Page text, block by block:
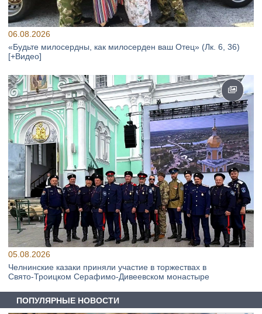
06.08.2026
«Будьте милосердны, как милосерден ваш Отец» (Лк. 6, 36)
[+Видео]
05.08.2026
Челнинские казаки приняли участие в торжествах в
Свято‑Троицком Серафимо‑Дивеевском монастыре
ПОПУЛЯРНЫЕ НОВОСТИ